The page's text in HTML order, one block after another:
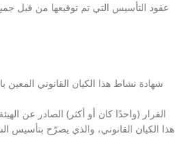
عقود التأسيس التي تم توقيعها من قبل
هذا الكيان القانوني، والذي يصرّح